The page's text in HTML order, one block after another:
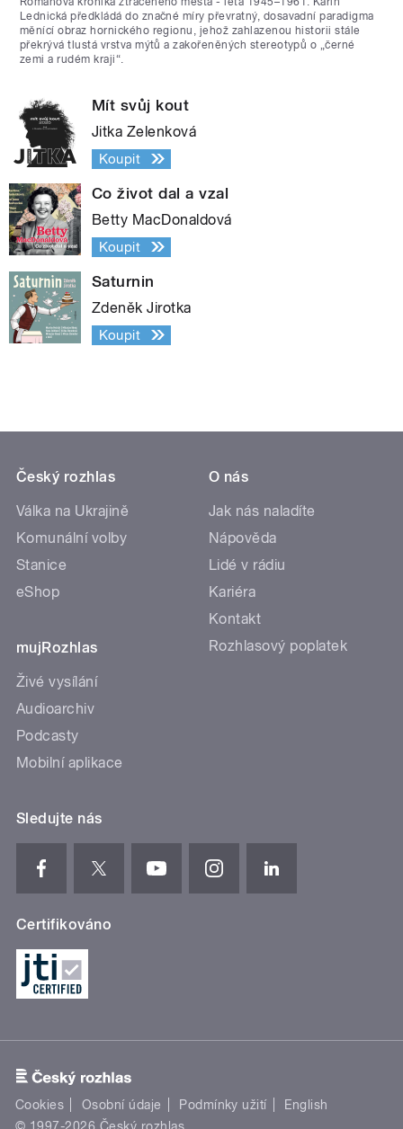
Lednická předkládá do značné míry převratný, dosavadní paradigma
měnící obraz hornického regionu, jehož zahlazenou historii stále
překrývá tlustá vrstva mýtů a zakořeněných stereotypů o „černé
zemi a rudém kraji“.
Mít svůj kout
Jitka Zelenková
Koupit
Co život dal a vzal
Betty MacDonaldová
Koupit
Saturnin
Zdeněk Jirotka
Koupit
Český rozhlas
Válka na Ukrajině
Komunální volby
Stanice
eShop
mujRozhlas
Živé vysílání
Audioarchiv
Podcasty
Mobilní aplikace
O nás
Jak nás naladíte
Nápověda
Lidé v rádiu
Kariéra
Kontakt
Rozhlasový poplatek
Sledujte nás
Certifikováno
Cookies Osobní údaje Podmínky užití
English